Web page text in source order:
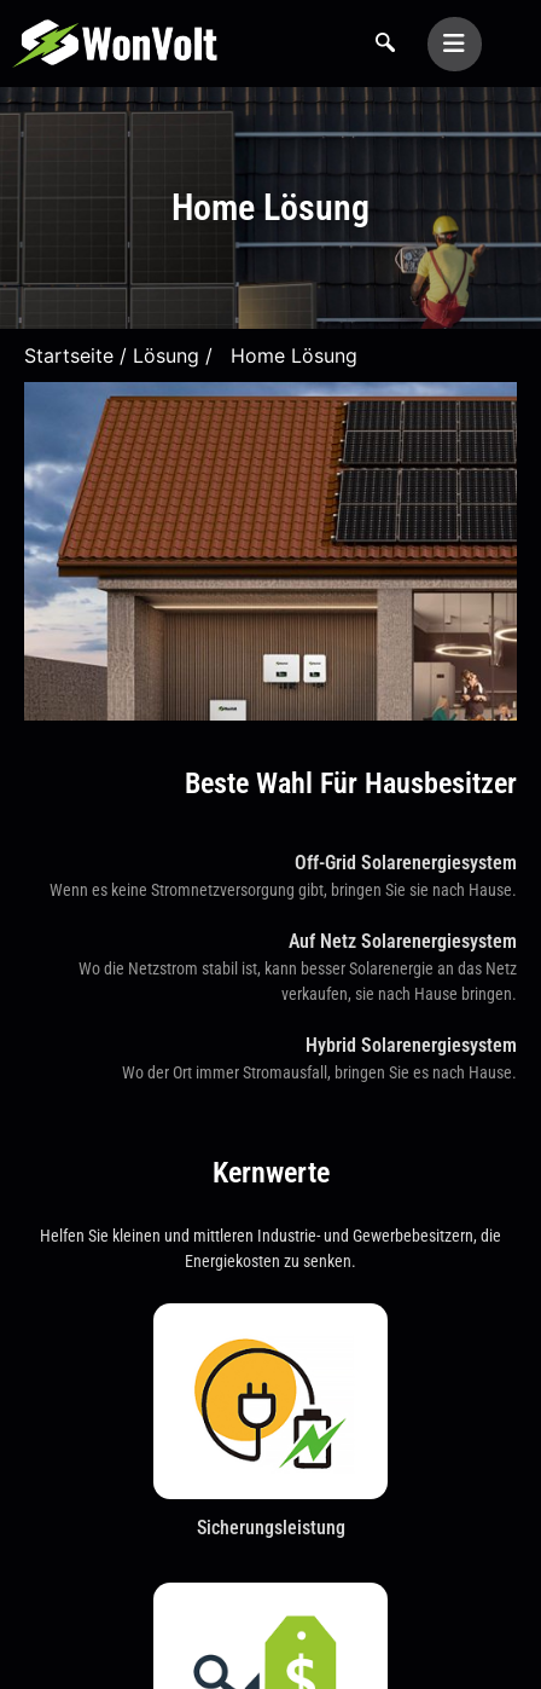
Home Lösung
Startseite / Lösung / Home Lösung
Beste Wahl Für Hausbesitzer
Off-Grid Solarenergiesystem
Wenn es keine Stromnetzversorgung gibt, bringen Sie sie nach Hause.
Auf Netz Solarenergiesystem
Wo die Netzstrom stabil ist, kann besser Solarenergie an das Netz
verkaufen, sie nach Hause bringen.
Hybrid Solarenergiesystem
Wo der Ort immer Stromausfall, bringen Sie es nach Hause.
Kernwerte
Helfen Sie kleinen und mittleren Industrie- und Gewerbebesitzern, die
Energiekosten zu senken.
Sicherungsleistung